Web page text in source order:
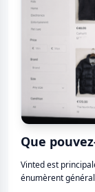
Que
Vinted est
énumèrent